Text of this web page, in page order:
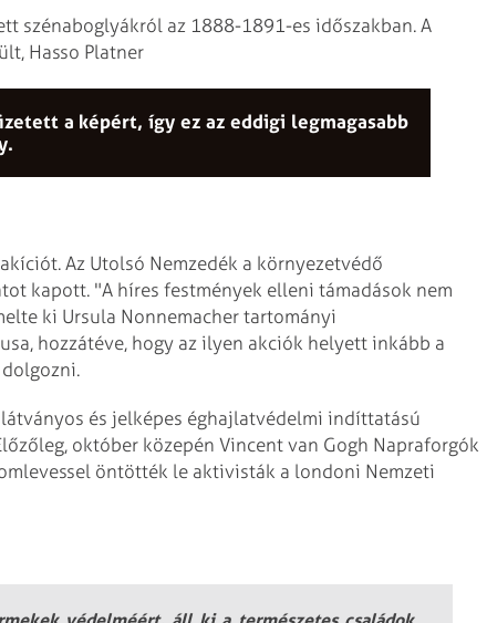
szénaboglyákról az 1888-1891-es időszakban. A
Hasso Platner
a képért, így ez az eddigi legmagasabb
Az Utolsó Nemzedék a környezetvédő
kapott. "A híres festmények elleni támadások nem
ki Ursula Nonnemacher tartományi
hozzátéve, hogy az ilyen akciók helyett inkább a
és jelképes éghajlatvédelmi indíttatású
október közepén Vincent van Gogh Napraforgók
öntötték le aktivisták a londoni Nemzeti